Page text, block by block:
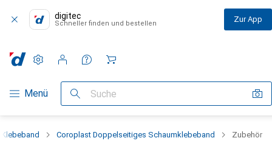
digitec
Schneller finden und bestellen Zur App
Navigation nach Kategorien
Menü Suche
Einstellungen
Kundenkonto
Vergleichslisten
Merklisten
Warenkorb
Klebeband Coroplast Doppelseitiges Schaumklebeband Zubehör